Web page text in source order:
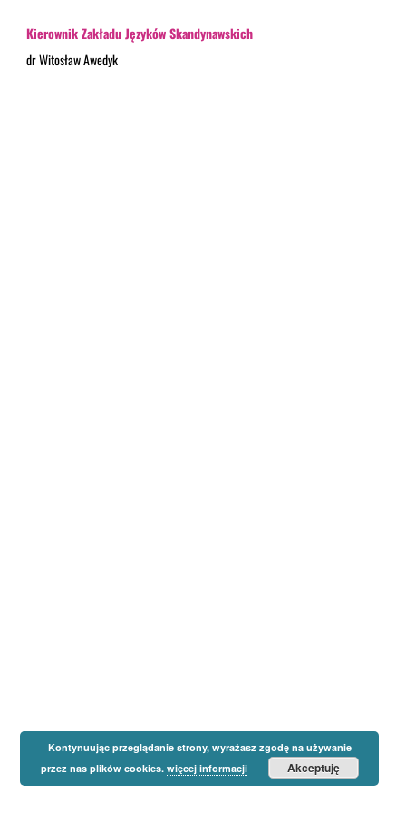
Kierownik Zakładu Języków Skandynawskich
dr Witosław Awedyk
Kontynuując przeglądanie strony, wyrażasz zgodę na używanie
przez nas plików cookies. więcej informacji Akceptuję